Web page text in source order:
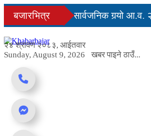
Skip
content
बजारभित्रसरकारले सार्वजनिक गर्‍यो आ.व.
२४ श्रावण २०८३, आईतवार
Sunday, August 9, 2026
खबर पाइने ठाउँ...